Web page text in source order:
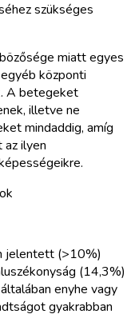
szükséges
miatt egyes
központi
A betegeket
illetve ne
mindaddig, amíg
az ilyen
jelentett (>10%)
(14,3%)
enyhe vagy
gyakrabban